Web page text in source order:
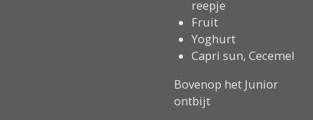
reepje
Fruit
Yoghurt
Capri sun, Cecemel
Bovenop het Junior
ontbijt